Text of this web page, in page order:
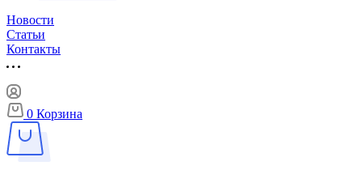
Новости
Статьи
Контакты
0 Корзина